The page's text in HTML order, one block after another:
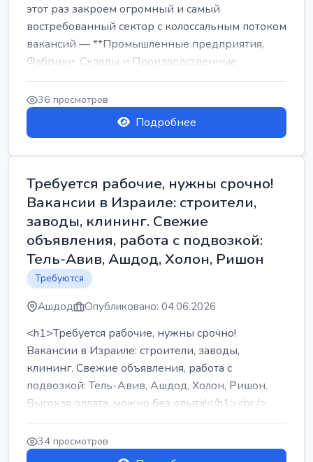
этот раз закроем огромный и самый
востребованный сектор с колоссальным потоком
вакансий — **Промышленные предприятия,
Фабрики, Склады и Производственные
заводы** ...
36 просмотров
Подробнее
Требуется рабочие, нужны срочно!
Вакансии в Израиле: строители,
заводы, клининг. Свежие
объявления, работа с подвозкой:
Тель-Авив, Ашдод, Холон, Ришон
Требуются
Ашдод Опубликовано: 04.06.2026
<h1>Требуется рабочие, нужны срочно!
Вакансии в Израиле: строители, заводы,
клининг. Свежие объявления, работа с
подвозкой: Тель-Авив, Ашдод, Холон, Ришон.
Высокая оплата, можно без опыта!</h1><br />
...
34 просмотров